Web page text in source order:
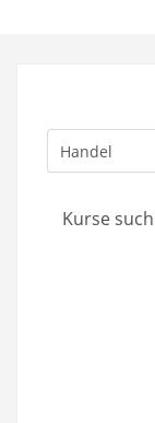
Kurse